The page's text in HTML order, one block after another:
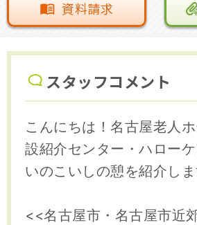
資料請求
スタッフコメント
こんにちは！名古屋老人
設紹介センター・ハローケ
いのこいしの憩を紹介しま
<<名古屋市・名古屋市近